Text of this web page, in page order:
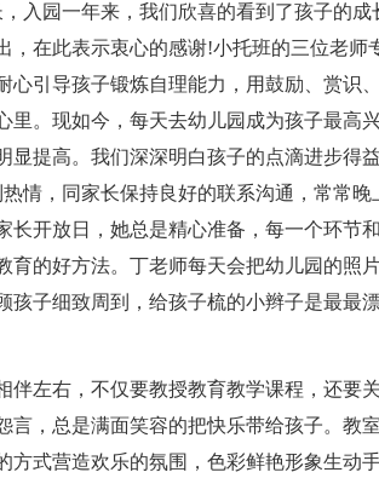
入园一年来，我们欣喜的看到了孩子的成
，在此表示衷心的感谢!小托班的三位老师
心引导孩子锻炼自理能力，用鼓励、赏识
里。现如今，每天去幼儿园成为孩子最高
显提高。我们深深明白孩子的点滴进步得
情，同家长保持良好的联系沟通，常常
长开放日，她总是精心准备，每一个环节
育的好方法。丁老师每天会把幼儿园的照
孩子细致周到，给孩子梳的小辫子是最最
伴左右，不仅要教授教育教学课程，还要
言，总是满面笑容的把快乐带给孩子。教
方式营造欢乐的氛围，色彩鲜艳形象生动